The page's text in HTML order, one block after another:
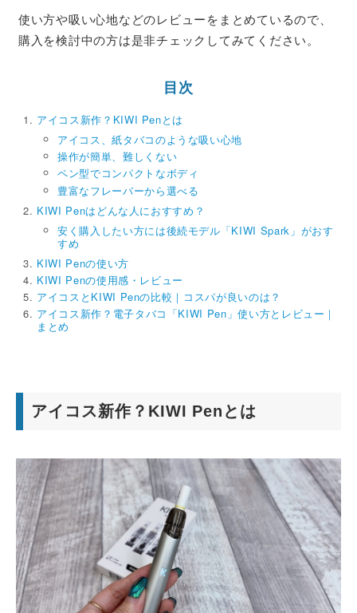
使い方や吸い心地などのレビューをまとめているので、
購入を検討中の方は是非チェックしてみてください。
目次
アイコス新作？KIWI Penとは
アイコス、紙タバコのような吸い心地
操作が簡単、難しくない
ペン型でコンパクトなボディ
豊富なフレーバーから選べる
KIWI Penはどんな人におすすめ？
安く購入したい方には後続モデル「KIWI Spark」がおす
すめ
KIWI Penの使い方
KIWI Penの使用感・レビュー
アイコスとKIWI Penの比較｜コスパが良いのは？
アイコス新作？電子タバコ「KIWI Pen」使い方とレビュー｜
まとめ
アイコス新作？KIWI Penとは